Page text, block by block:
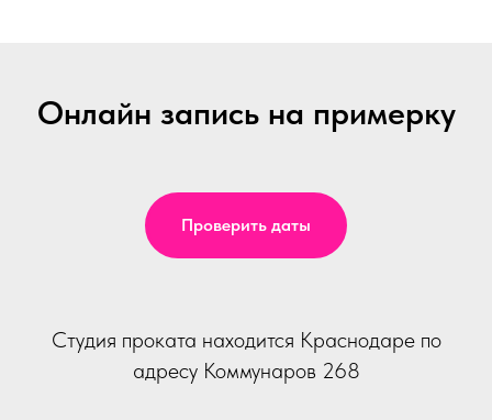
Онлайн запись на примерку
Проверить даты
Студия проката находится Краснодаре по
адресу Коммунаров 268